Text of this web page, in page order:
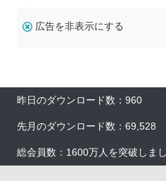
広告を非表示にする
昨日のダウンロード数：960
先月のダウンロード数：69,528
総会員数：1600万人を突破しま